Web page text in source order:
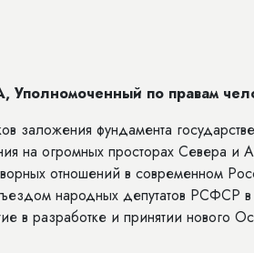
по правам
заложения фундамента
на огромных просторах Севера и
отношений в современном
народных депутатов РСФСР в
в разработке и принятии нового